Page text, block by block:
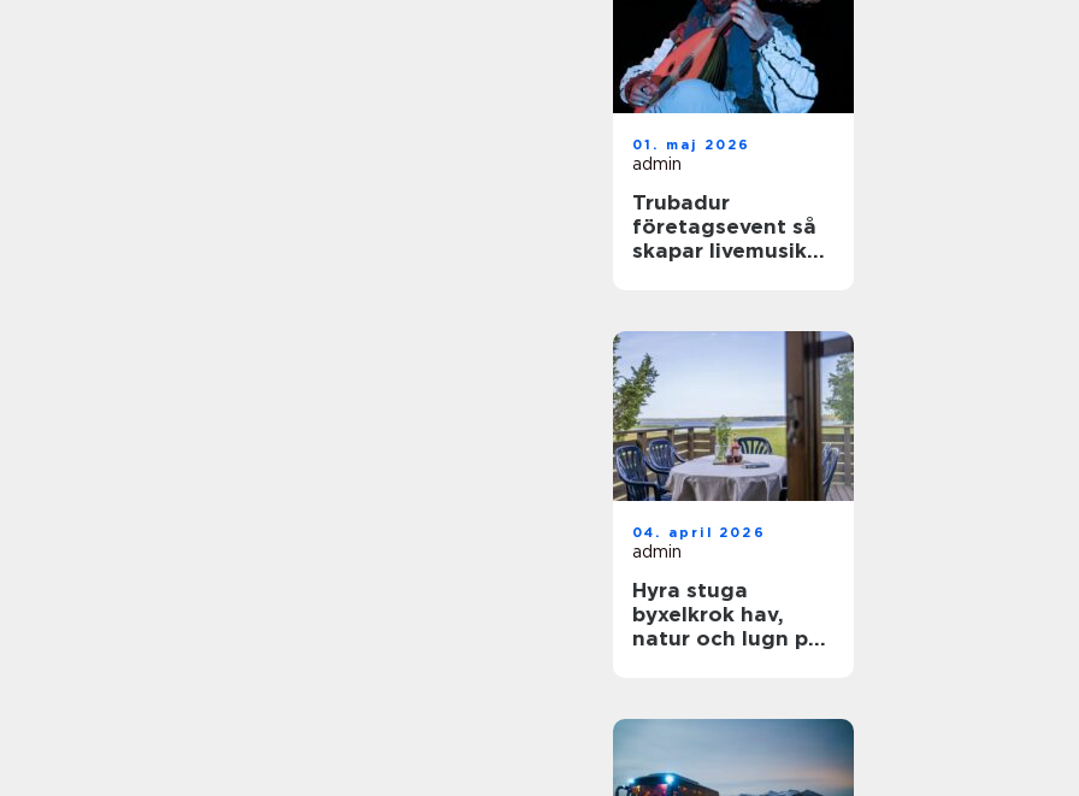
01. maj 2026
admin
Trubadur
företagsevent så
skapar livemusik
04. april 2026
admin
Hyra stuga
byxelkrok hav,
natur och lugn på